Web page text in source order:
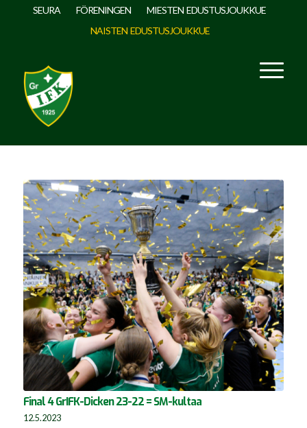
SEURA FÖRENINGEN
MIESTEN EDUSTUSJOUKKUE
NAISTEN EDUSTUSJOUKKUE
Final 4 GrIFK-Dicken 23-22 = SM-kultaa
12.5.2023